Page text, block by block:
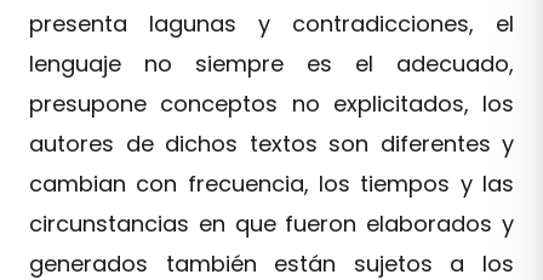
presenta lagunas y contradicciones, el
lenguaje no siempre es el adecuado,
presupone conceptos no explicitados, los
autores de dichos textos son diferentes y
cambian con frecuencia, los tiempos y las
circunstancias en que fueron elaborados y
generados también están sujetos a los